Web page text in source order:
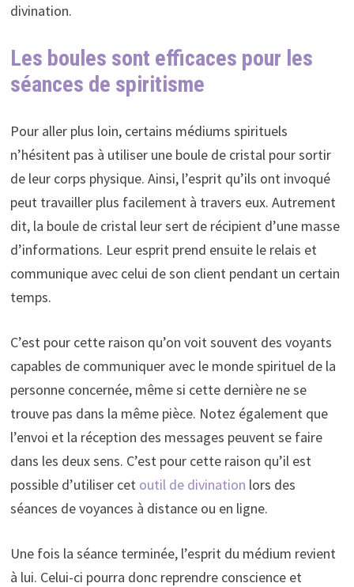
divination.
Les boules sont efficaces pour les
séances de spiritisme
Pour aller plus loin, certains médiums spirituels
n’hésitent pas à utiliser une boule de cristal pour sortir
de leur corps physique. Ainsi, l’esprit qu’ils ont invoqué
peut travailler plus facilement à travers eux. Autrement
dit, la boule de cristal leur sert de récipient d’une masse
d’informations. Leur esprit prend ensuite le relais et
communique avec celui de son client pendant un certain
temps.
C’est pour cette raison qu’on voit souvent des voyants
capables de communiquer avec le monde spirituel de la
personne concernée, même si cette dernière ne se
trouve pas dans la même pièce. Notez également que
l’envoi et la réception des messages peuvent se faire
dans les deux sens. C’est pour cette raison qu’il est
possible d’utiliser cet outil de divination lors des
séances de voyances à distance ou en ligne.
Une fois la séance terminée, l’esprit du médium revient
à lui. Celui-ci pourra donc reprendre conscience et